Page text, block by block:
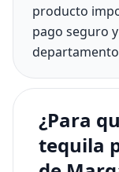
producto
pago seguro
¿Para
tequila